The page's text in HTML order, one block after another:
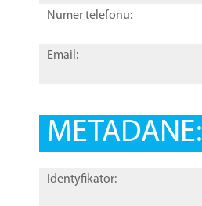
Numer telefonu:
Email:
METADANE:
Identyfikator: